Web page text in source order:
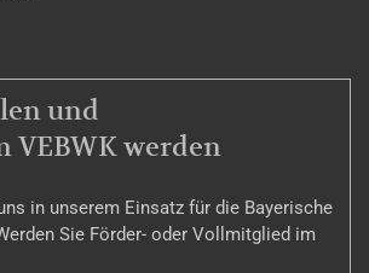
und
werden
in unserem Einsatz für die Bayerische
Sie Förder- oder Vollmitglied im